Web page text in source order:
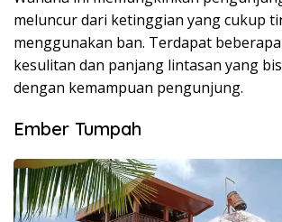
meluncur dari ketinggian yang cukup
menggunakan ban. Terdapat
kesulitan dan panjang lintasan yang
dengan kemampuan pengunjung.
Ember Tumpah